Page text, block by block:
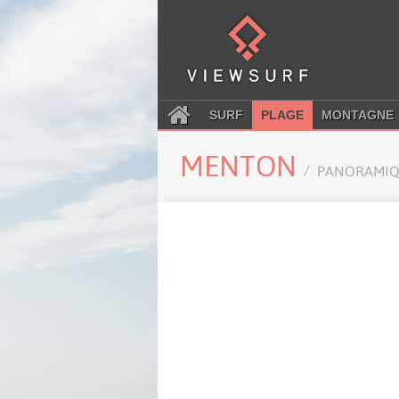
SURF PLAGE MONTAGNE
MENTON